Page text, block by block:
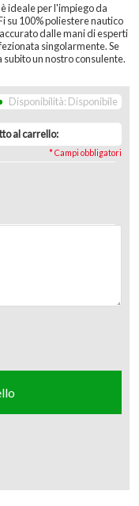
ideale per l'impiego da
su 100% poliestere nautico
dalle mani di esperti
singolarmente. Se
un nostro consulente.
Disponibilità: Disponibile
al carrello:
* Campi obbligatori